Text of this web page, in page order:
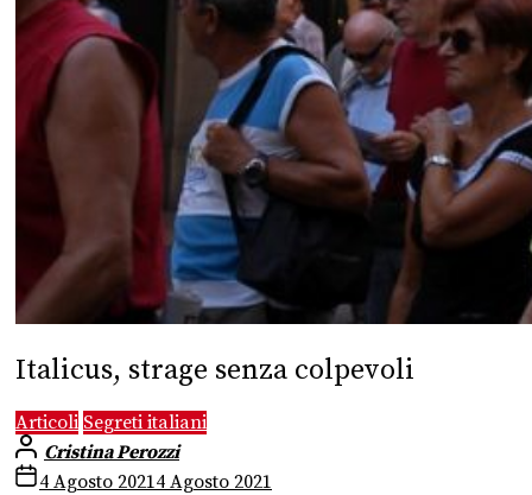
Italicus, strage senza colpevoli
Articoli Segreti italiani
Cristina Perozzi
4 Agosto 20214 Agosto 2021